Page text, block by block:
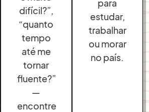
difícil?”,
“quanto
tempo
até me
tornar
fluente?”
—
encontre
para
estudar,
trabalhar
ou morar
no país.